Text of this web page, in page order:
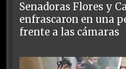
Senadoras Flores y
enfrascaron en una
frente a las cámaras